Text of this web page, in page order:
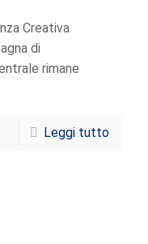
Creativa
di
rimane
Leggi tutto